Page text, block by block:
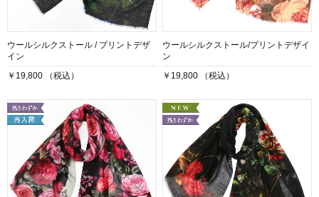
ウールシルクストール / プリントデザ
イン
￥19,800 （税込）
ウールシルクストール/プリントデザイ
ン
￥19,800 （税込）